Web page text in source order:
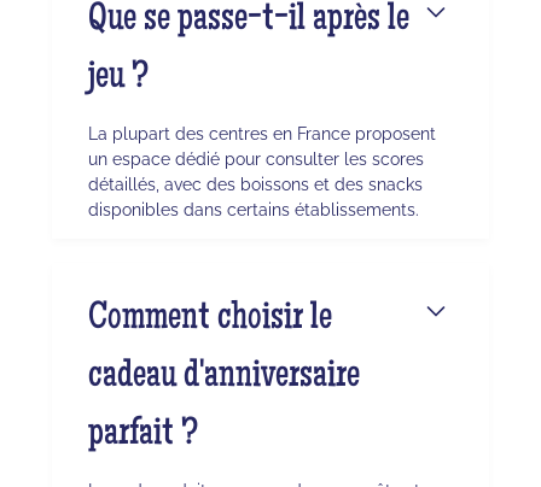
Que se passe-t-il après le
jeu ?
La plupart des centres en France proposent
un espace dédié pour consulter les scores
détaillés, avec des boissons et des snacks
disponibles dans certains établissements.
Comment choisir le
cadeau d'anniversaire
parfait ?